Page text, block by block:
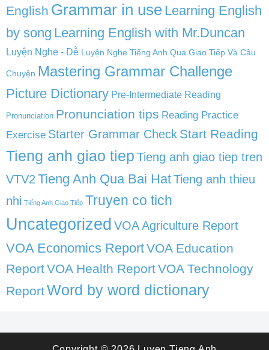
English Grammar in use Learning English
by song Learning English with Mr.Duncan
Luyện Nghe - Dễ Luyện Nghe Tiếng Anh Qua Giao Tiếp Và Câu
Chuyện Mastering Grammar Challenge
Picture Dictionary Pre-Intermediate Reading
Pronunciation Pronunciation tips Reading Practice
Exercise Starter Grammar Check Start Reading
Tieng anh giao tiep Tieng anh giao tiep tren
VTV2 Tieng Anh Qua Bai HatTieng anh thieu
nhi Tiếng Anh Giao Tiếp Truyen co tich
Uncategorized VOA Agriculture Report
VOA Economics ReportVOA Education
ReportVOA Health ReportVOA Technology
ReportWord by word dictionary